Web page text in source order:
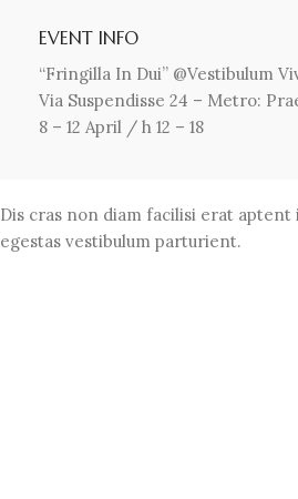
EVENT INFO
“Fringilla In Dui” @Vestibulum
Via Suspendisse 24 – Metro:
8 – 12 April / h 12 – 18
Dis cras non diam facilisi erat aptent
egestas vestibulum parturient.